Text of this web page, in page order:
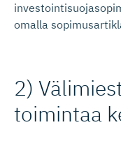
omalla
2)
toimintaa